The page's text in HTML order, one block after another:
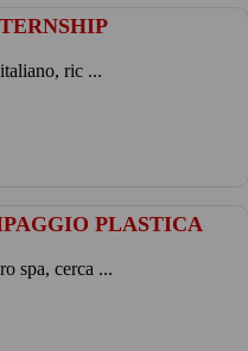
ric ...
PLASTICA
spa, cerca ...